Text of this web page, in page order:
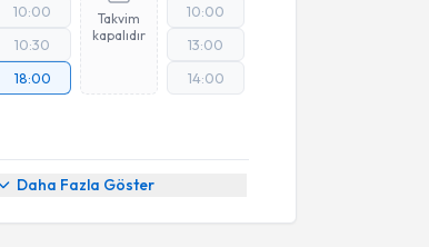
10:00
10:30
18:00
Takvim
kapalıdır
10:00
13:00
14:00
Daha Fazla Göster